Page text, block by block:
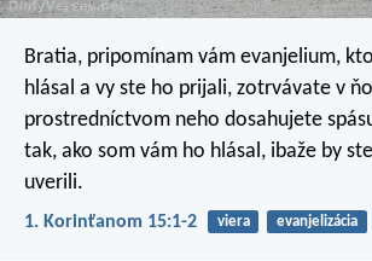
Bratia, pripomínam vám evanjelium,
hlásal a vy ste ho prijali, zotrvávate v
prostredníctvom neho dosahujete
tak, ako som vám ho hlásal, ibaže by
uverili.
1. Korinťanom 15:1-2 viera evanjelizácia